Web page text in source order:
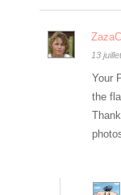
13
Your
the